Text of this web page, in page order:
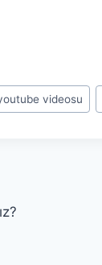
videosu